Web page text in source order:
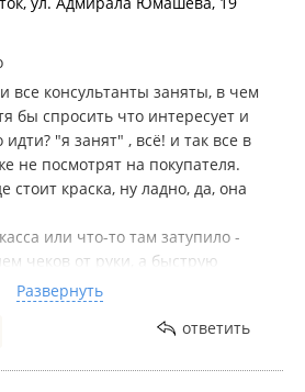
или угрожают им. Не один раз
БЕЗОСНОВАТЕЛНО ТЫкали
над ними, устраивали
провоцировали продавцов-
пребывая в состоянии
и/или незаконно
товар который был
частично утерян,
или куплен по ошибке
считаю, что продавцы
безнаказанность таких
оставаться без наказания !!!
все консультанты заняты, в чем
бы спросить что интересует и
идти? "я занят" , всё! и так все в
не посмотрят на покупателя.
стоит краска, ну ладно, да, она
или что-то там затупило -
чеков от руки, а быструю
две женщины сидят в
пока покупатель смотрит на
совершить покупку.
Развернуть
ответить